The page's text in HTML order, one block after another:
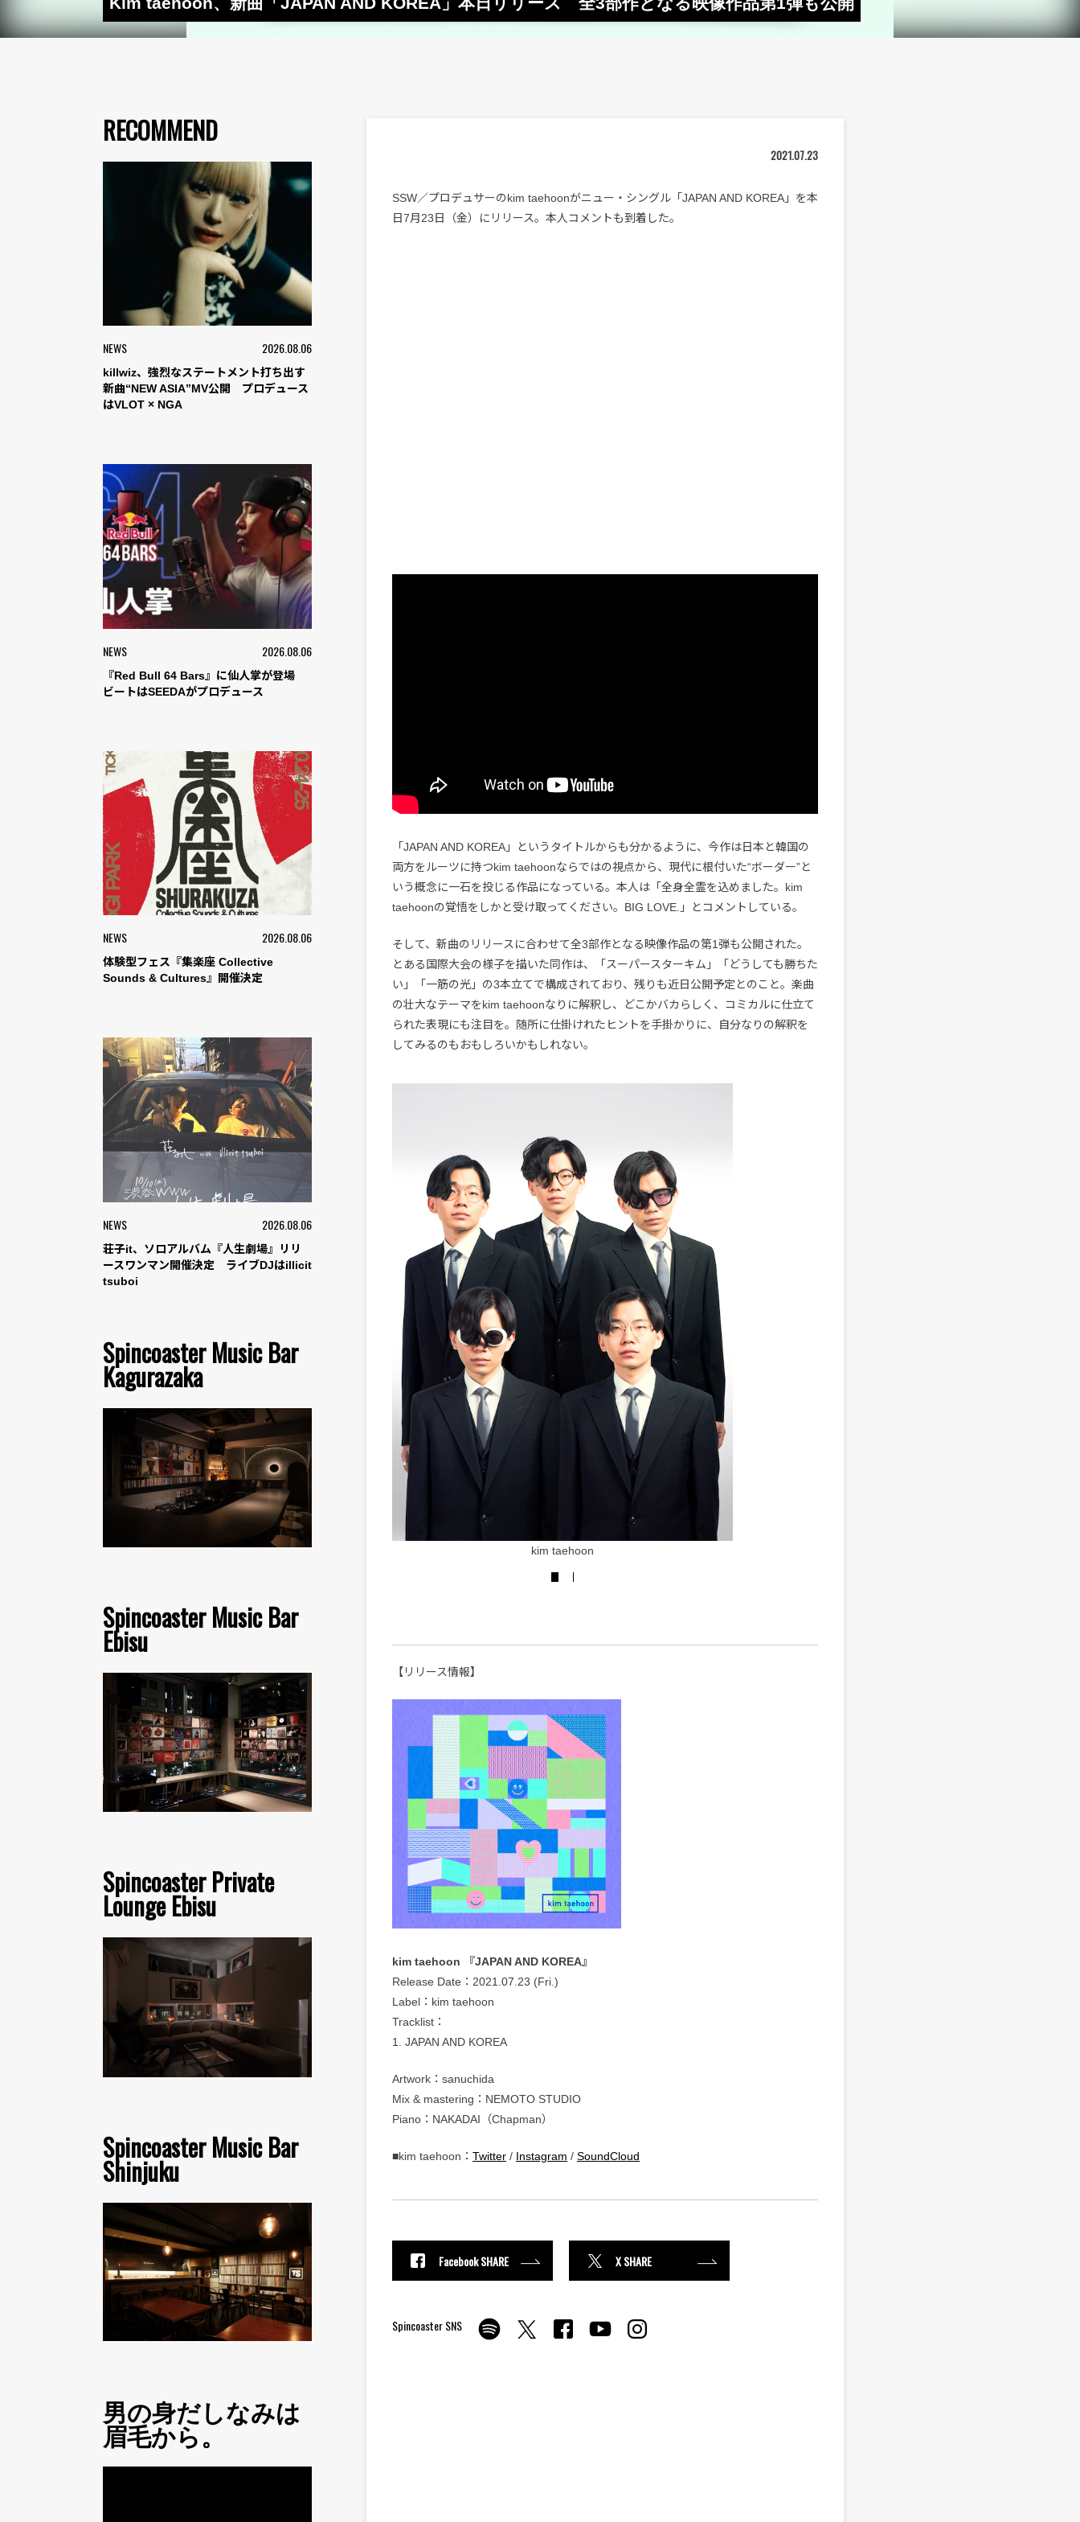
RECOMMEND
NEWS 2026.08.06
killwiz、強烈なステートメント打ち出す
新曲“NEW ASIA”MV公開 プロデュース
はVLOT × NGA
NEWS 2026.08.06
『Red Bull 64 Bars』に仙人掌が登場
ビートはSEEDAがプロデュース
NEWS 2026.08.06
体験型フェス『集楽座 Collective
Sounds & Cultures』開催決定
NEWS 2026.08.06
荘子it、ソロアルバム『人生劇場』リリ
ースワンマン開催決定 ライブDJはillicit
tsuboi
Spincoaster Music Bar
Kagurazaka
Spincoaster Music Bar
Ebisu
Spincoaster Private
Lounge Ebisu
Spincoaster Music Bar
Shinjuku
男の身だしなみは
眉毛から。
2021.07.23
SSW／プロデュサーのkim taehoonがニュー・シングル「JAPAN AND KOREA」を本
日7月23日（金）にリリース。本人コメントも到着した。
「JAPAN AND KOREA」というタイトルからも分かるように、今作は日本と韓国の
両方をルーツに持つkim taehoonならではの視点から、現代に根付いた“ボーダー”と
いう概念に一石を投じる作品になっている。本人は「全身全霊を込めました。kim
taehoonの覚悟をしかと受け取ってください。BIG LOVE.」とコメントしている。
そして、新曲のリリースに合わせて全3部作となる映像作品の第1弾も公開された。
とある国際大会の様子を描いた同作は、「スーパースターキム」「どうしても勝ちた
い」「一筋の光」の3本立てで構成されており、残りも近日公開予定とのこと。楽曲
の壮大なテーマをkim taehoonなりに解釈し、どこかバカらしく、コミカルに仕立て
られた表現にも注目を。随所に仕掛けれたヒントを手掛かりに、自分なりの解釈を
してみるのもおもしろいかもしれない。
kim taehoon kim taehoon
【リリース情報】
kim taehoon 『JAPAN AND KOREA』
Release Date：2021.07.23 (Fri.)
Label：kim taehoon
Tracklist：
1. JAPAN AND KOREA
Artwork：sanuchida
Mix & mastering：NEMOTO STUDIO
Piano：NAKADAI（Chapman）
■kim taehoon： Twitter / Instagram / SoundCloud
Facebook SHARE X SHARE
Spincoaster SNS